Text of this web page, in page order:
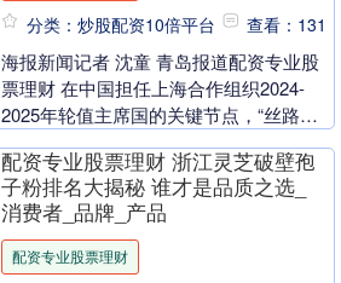
分类：炒股配资10倍平台 查看：131
海报新闻记者 沈童 青岛报道配资专业股
票理财 在中国担任上海合作组织2024-
2025年轮值主席国的关键节点，“丝路相
日....
配资专业股票理财 浙江灵芝破壁孢
子粉排名大揭秘 谁才是品质之选_
消费者_品牌_产品
配资专业股票理财